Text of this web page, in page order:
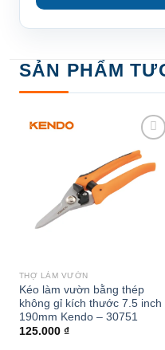
SẢN PHẨM
Add to
wishlist
THỢ LÀM VƯỜN
Kéo làm vườn bằng thép
không gỉ kích thước 7.5 inch
190mm Kendo – 30751
125.000 ₫